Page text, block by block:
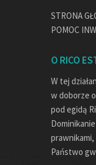
STRONA
POMOC
O RICO
W tej
w doborze
pod egidą
Państwo